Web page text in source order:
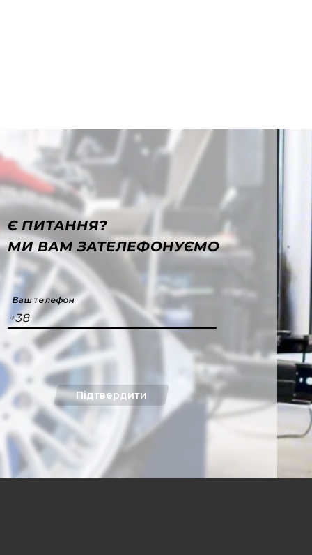
Є ПИТАННЯ?
МИ ВАМ ЗАТЕЛЕФОНУЄМО
Ваш телефон
+38
Підтвердити